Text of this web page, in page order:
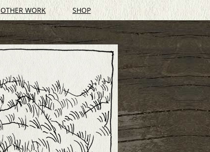
OTHER WORK SHOP